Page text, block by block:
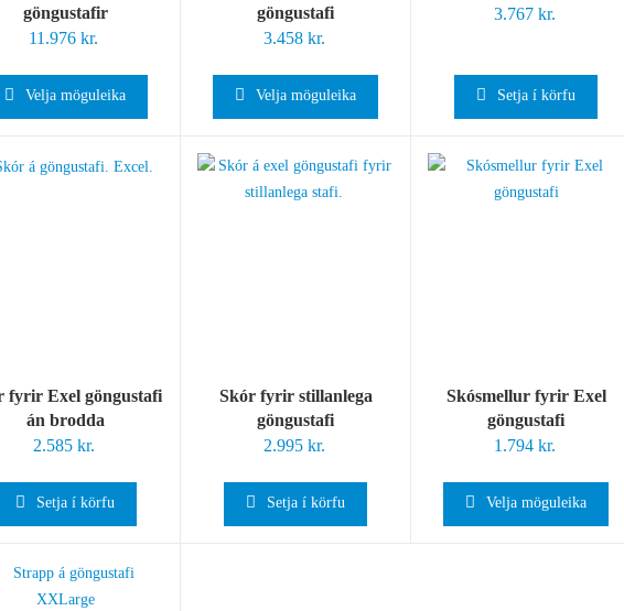
göngustafir
11.976 kr.
Velja möguleika
göngustafi
3.458 kr.
Velja möguleika
3.767 kr.
Setja í körfu
fyrir Exel göngustafi
án brodda
2.585 kr.
Setja í körfu
Skór fyrir stillanlega
göngustafi
2.995 kr.
Setja í körfu
Skósmellur fyrir Exel
göngustafi
1.794 kr.
Velja möguleika